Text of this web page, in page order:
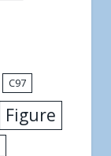
C97
Figure